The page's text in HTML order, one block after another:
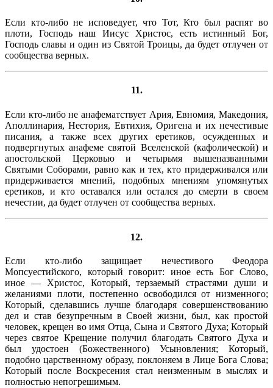
Если кто-либо не исповедует, что Тот, Кто был распят во
плоти, Господь наш Иисус Христос, есть истинный Бог,
Господь славы и один из Святой Троицы, да будет отлучен от
сообщества верных.
11.
Если кто-либо не анафематствует Ария, Евномия, Македония,
Аполлинария, Нестория, Евтихия, Оригена и их нечестивые
писания, а также всех других еретиков, осужденных и
подвергнутых анафеме святой Вселенской (кафолической) и
апостольской Церковью и четырьмя вышеназванными
Святыми Соборами, равно как и тех, кто придерживался или
придерживается мнений, подобных мнениям упомянутых
еретиков, и кто оставался или остался до смерти в своем
нечестии, да будет отлучен от сообщества верных.
12.
Если кто-либо защищает нечестивого Феодора
Мопсуестийского, который говорит: иное есть Бог Слово,
иное — Христос, Который, терзаемый страстями души и
желаниями плоти, постепенно освободился от низменного;
Который, сделавшись лучше благодаря совершенствованию
дел и став безупречным в Своей жизни, был, как простой
человек, крещен во имя Отца, Сына и Святого Духа; Который
через святое Крещение получил благодать Святого Духа и
был удостоен (Божественного) Усыновления; Который,
подобно царственному образу, поклоняем в Лице Бога Слова;
Который после Воскресения стал неизменным в мыслях и
полностью непогрешимым.